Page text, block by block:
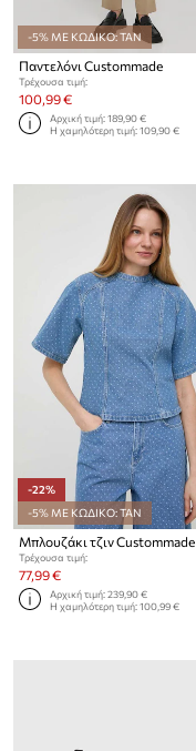
-5% ΜΕ ΚΩΔΙΚΟ: TAN
Παντελόνι Custommade
Τρέχουσα τιμή:
100,99 €
Αρχική τιμή:189,90 €
Η χαμηλότερη τιμή:109,90 €
-22%
-5% ΜΕ ΚΩΔΙΚΟ: TAN
Μπλουζάκι τζιν Custommade
Τρέχουσα τιμή:
77,99 €
Αρχική τιμή:239,90 €
Η χαμηλότερη τιμή:100,99 €